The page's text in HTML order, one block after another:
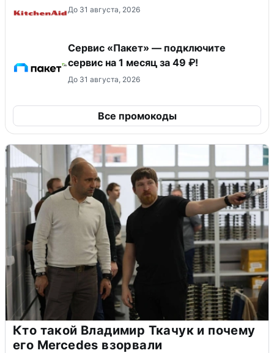
До 31 августа, 2026
Сервис «Пакет» — подключите
сервис на 1 месяц за 49 ₽!
До 31 августа, 2026
Все промокоды
Кто такой Владимир Ткачук и почему
его Mercedes взорвали